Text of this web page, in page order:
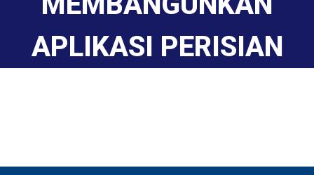
APLIKASI PERISIAN